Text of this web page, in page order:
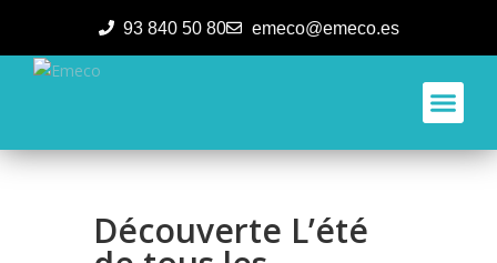
93 840 50 80 emeco@emeco.es
Découverte L’été